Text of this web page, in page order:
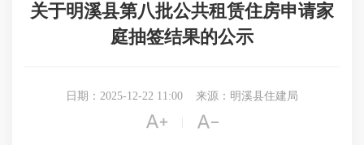
关于明溪县第八批公共租赁住房申请家
庭抽签结果的公示
日期：2025-12-22 11:00 来源：明溪县住建局
 